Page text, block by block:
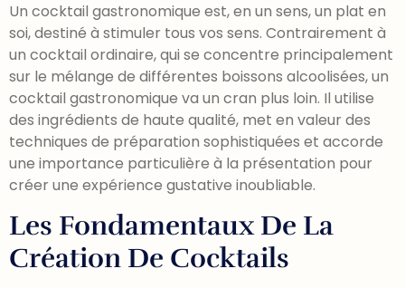
Un cocktail gastronomique est, en un sens, un plat en
soi, destiné à stimuler tous vos sens. Contrairement à
un cocktail ordinaire, qui se concentre principalement
sur le mélange de différentes boissons alcoolisées, un
cocktail gastronomique va un cran plus loin. Il utilise
des ingrédients de haute qualité, met en valeur des
techniques de préparation sophistiquées et accorde
une importance particulière à la présentation pour
créer une expérience gustative inoubliable.
Les Fondamentaux De La
Création De Cocktails